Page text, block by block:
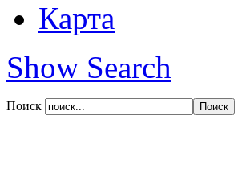
Карта
Show Search
Поиск